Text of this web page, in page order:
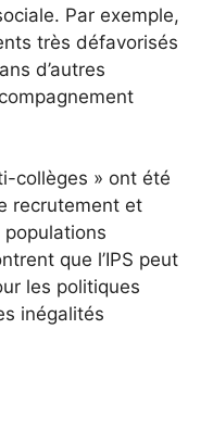
Par exemple,
très défavorisés
d’autres
collèges » ont été
recrutement et
que l’IPS peut
les politiques
inégalités